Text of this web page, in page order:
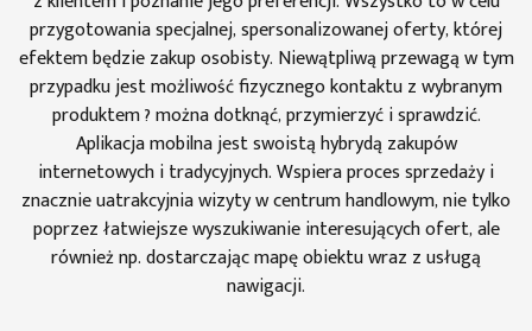
przygotowania specjalnej, spersonalizowanej oferty, której
efektem będzie zakup osobisty. Niewątpliwą przewagą w tym
przypadku jest możliwość fizycznego kontaktu z wybranym
produktem ? można dotknąć, przymierzyć i sprawdzić.
Aplikacja mobilna jest swoistą hybrydą zakupów
internetowych i tradycyjnych. Wspiera proces sprzedaży i
znacznie uatrakcyjnia wizyty w centrum handlowym, nie tylko
poprzez łatwiejsze wyszukiwanie interesujących ofert, ale
również np. dostarczając mapę obiektu wraz z usługą
nawigacji.